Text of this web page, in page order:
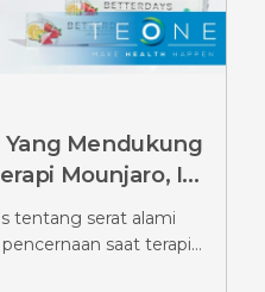
Mendukung
Mounjaro, Ini
tentang serat alami
saat terapi